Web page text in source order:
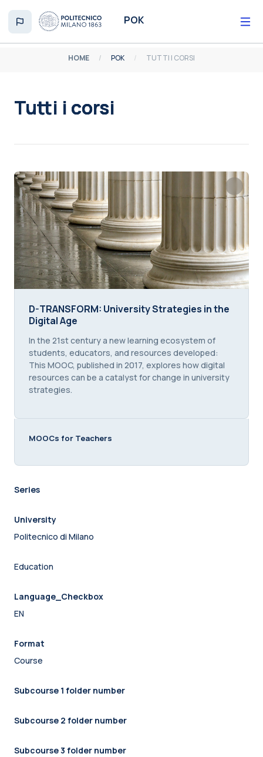
POK
HOME POK TUTTI I CORSI
Tutti i corsi
D-TRANSFORM: University Strategies in the Digital
D-TRANSFORM: University Strategies in the
Digital Age
Course summary text:
In the 21st century a new learning ecosystem of
students, educators, and resources developed:
This MOOC, published in 2017, explores how digital
resources can be a catalyst for change in university
strategies.
MOOCs for Teachers
Series
University
Politecnico di Milano
Education
Language_Checkbox
EN
Format
Course
Subcourse 1 folder number
Subcourse 2 folder number
Subcourse 3 folder number